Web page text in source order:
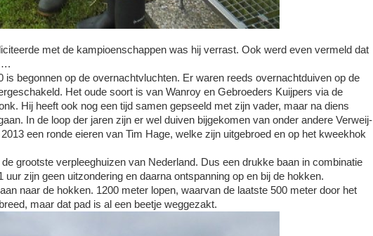
met de kampioenschappen was hij verrast. Ook werd even vermeld dat
is begonnen op de overnachtvluchten. Er waren reeds overnachtduiven op de
Het oude soort is van Wanroy en Gebroeders Kuijpers via de
Hij heeft ook nog een tijd samen gepseeld met zijn vader, maar na diens
In de loop der jaren zijn er wel duiven bijgekomen van onder andere Verweij-
een ronde eieren van Tim Hage, welke zijn uitgebroed en op het kweekhok
grootste verpleeghuizen van Nederland. Dus een drukke baan in combinatie
zijn geen uitzondering en daarna ontspanning op en bij de hokken.
naar de hokken. 1200 meter lopen, waarvan de laatste 500 meter door het
maar dat pad is al een beetje weggezakt.